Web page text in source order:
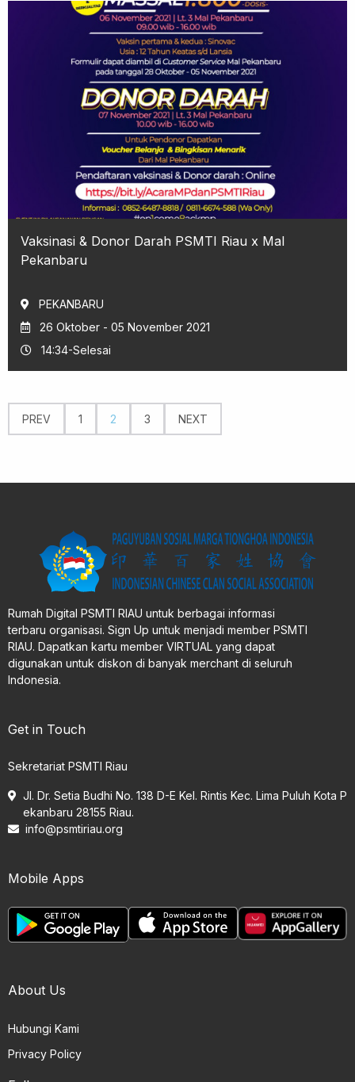
Vaksinasi & Donor Darah PSMTI Riau x Mal
Pekanbaru
PEKANBARU
26 Oktober - 05 November 2021
14:34-Selesai
PREV 1 2 3 NEXT
Rumah Digital PSMTI RIAU untuk berbagai informasi
terbaru organisasi. Sign Up untuk menjadi member PSMTI
RIAU. Dapatkan kartu member VIRTUAL yang dapat
digunakan untuk diskon di banyak merchant di seluruh
Indonesia.
Get in Touch
Sekretariat PSMTI Riau
Jl. Dr. Setia Budhi No. 138 D-E Kel. Rintis Kec. Lima Puluh Kota P
ekanbaru 28155 Riau.
info@psmtiriau.org
Mobile Apps
About Us
Hubungi Kami
Privacy Policy